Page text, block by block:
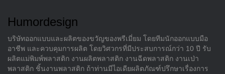
Humordesign
บริษัทออกแบบและผลิตของขวัญของพรีเมี่ยม โดยทีมนักออกแบบมือ
อาชีพ และควบคุมการผลิต โดยวิศวกรที่มีประสบการณ์กว่า 10 ปี รับ
ผลิตแม่พิมพ์พลาสติก งานผลิตพลาสติก งานฉีดพลาสติก งานเป่า
พลาสติก ชิ้นงานพลาสติก ถ้าท่านมีไอเดียผลิตภัณฑ์ปรึกษาเรื่องการ